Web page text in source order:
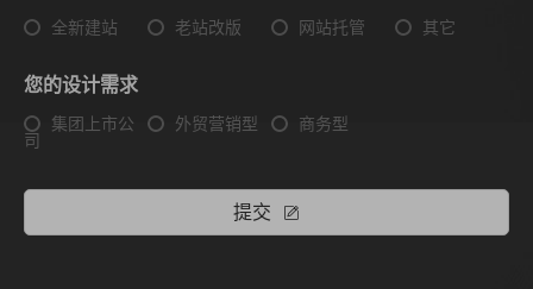
全新建站 老站改版 网站托管 其它
您的设计需求
集团上市公
司
外贸营销型 商务型
提交